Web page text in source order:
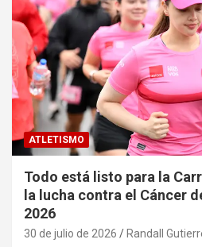
ATLETISMO
Todo está listo para la
la lucha contra el Cáncer
2026
30 de julio de 2026 Randall